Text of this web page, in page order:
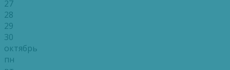
27
28
29
30
октябрь
пн